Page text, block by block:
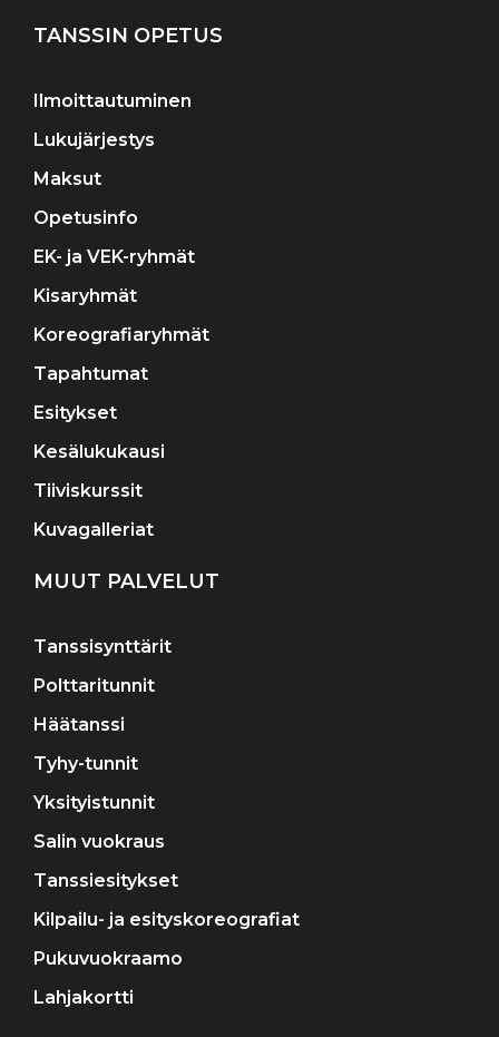
TANSSIN OPETUS
Ilmoittautuminen
Lukujärjestys
Maksut
Opetusinfo
EK- ja VEK-ryhmät
Kisaryhmät
Koreografiaryhmät
Tapahtumat
Esitykset
Kesälukukausi
Tiiviskurssit
Kuvagalleriat
MUUT PALVELUT
Tanssisynttärit
Polttaritunnit
Häätanssi
Tyhy-tunnit
Yksityistunnit
Salin vuokraus
Tanssiesitykset
Kilpailu- ja esityskoreografiat
Pukuvuokraamo
Lahjakortti